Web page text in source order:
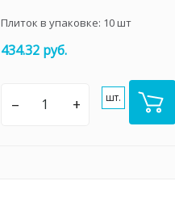
Плиток в упаковке: 10шт
434.32 руб.
– + шт.